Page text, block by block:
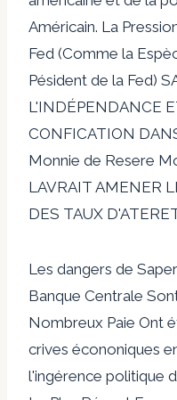
Américain. La
Fed (Comme la
Pésident de la Fed)
L'INDÉPENDANCE
CONFICATION
Monnie de Resere
LAVRAIT AMENER
DES TAUX
Les dangers de
Banque Centrale
Nombreux Paie Ont
crives écononiques
l'ingérence politique